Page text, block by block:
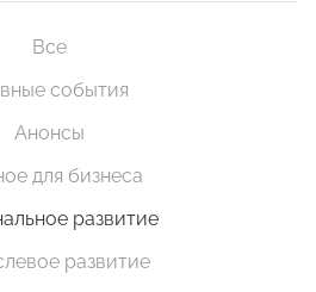
Все
события
Анонсы
для бизнеса
развитие
развитие